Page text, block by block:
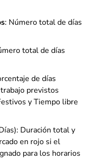
: Número total de días
total de días
de días
previstos
y Tiempo libre
Duración total y
en rojo si el
para los horarios